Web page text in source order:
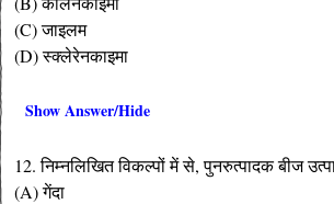
(C) जाइलम
(D) स्क्लेरेनकाइमा
Show Answer/Hide
12. निम्नलिखित विकल्पों में से, पुनरुत्पादक बीज
(A) गेंदा